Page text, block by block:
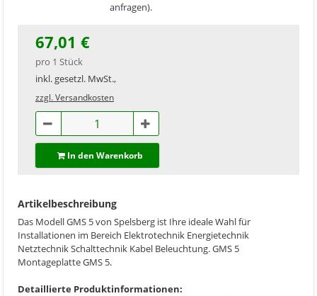
anfragen).
67,01 €
pro 1 Stück
inkl. gesetzl. MwSt.,
zzgl. Versandkosten
In den Warenkorb
Artikelbeschreibung
Das Modell GMS 5 von Spelsberg ist Ihre ideale Wahl für
Installationen im Bereich Elektrotechnik Energietechnik
Netztechnik Schalttechnik Kabel Beleuchtung. GMS 5
Montageplatte GMS 5.
Detaillierte Produktinformationen: